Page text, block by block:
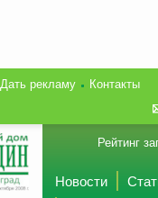
Дать рекламу
Контакты
Рейтинг
Новости